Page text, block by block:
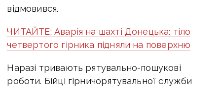
відмовився.
ЧИТАЙТЕ: Аварія на шахті Донецька: тіло
четвертого гірника підняли на поверхню
Наразі тривають рятувально-пошукові
роботи. Бійці гірничорятувальної служби